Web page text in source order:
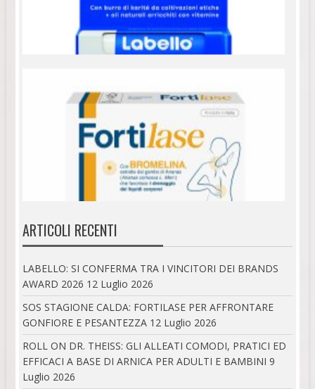
ARTICOLI RECENTI
LABELLO: SI CONFERMA TRA I VINCITORI DEI BRANDS
AWARD 2026 12 Luglio 2026
SOS STAGIONE CALDA: FORTILASE PER AFFRONTARE
GONFIORE E PESANTEZZA 12 Luglio 2026
ROLL ON DR. THEISS: GLI ALLEATI COMODI, PRATICI ED
EFFICACI A BASE DI ARNICA PER ADULTI E BAMBINI 9
Luglio 2026